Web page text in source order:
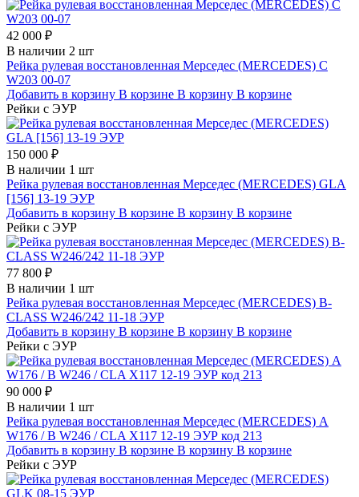
42 000 ₽
В наличии 2 шт
Рейка рулевая восстановленная Мерседес (MERCEDES) C
W203 00-07
Добавить в корзину В корзине В корзину В корзине
Рейки с ЭУР
150 000 ₽
В наличии 1 шт
Рейка рулевая восстановленная Мерседес (MERCEDES) GLA
[156] 13-19 ЭУР
Добавить в корзину В корзине В корзину В корзине
Рейки с ЭУР
77 800 ₽
В наличии 1 шт
Рейка рулевая восстановленная Мерседес (MERCEDES) B-
CLASS W246/242 11-18 ЭУР
Добавить в корзину В корзине В корзину В корзине
Рейки с ЭУР
90 000 ₽
В наличии 1 шт
Рейка рулевая восстановленная Мерседес (MERCEDES) A
W176 / B W246 / CLA X117 12-19 ЭУР код 213
Добавить в корзину В корзине В корзину В корзине
Рейки с ЭУР